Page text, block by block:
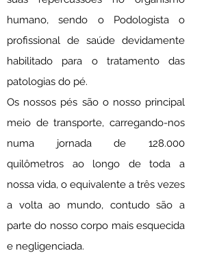
humano, sendo o Podologista o
profissional de saúde devidamente
habilitado para o tratamento das
patologias do pé.
Os nossos pés são o nosso principal
meio de transporte, carregando-nos
numa jornada de 128.000
quilômetros ao longo de toda a
nossa vida, o equivalente a três vezes
a volta ao mundo, contudo são a
parte do nosso corpo mais esquecida
e negligenciada.